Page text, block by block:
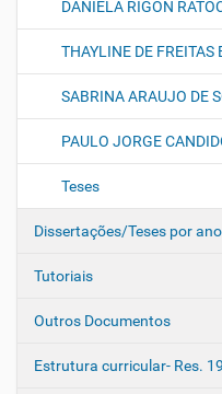
DANIELA RIGON
THAYLINE DE FREITAS
SABRINA ARAUJO DE
PAULO JORGE
Teses
Dissertações/Teses por ano
Tutoriais
Outros Documentos
Estrutura curricular- Res.